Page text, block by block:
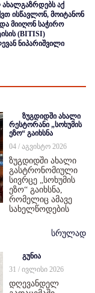
აქ
ისწავლონ, მოიტანონ
მიიღონ საჭირო
(BITISI)
ნიპარიშვილი
ზუგდიდში ახალი
რესტორანი „სოხუმის
ეზო“ გაიხსნა
04 / აგვისტო 2026
ზუგდიდში ახალი
გასტრონომიული
სივრცე „სოხუმის
ეზო“ გაიხსნა,
რომელიც ამავე
სახელწოდების
სრულად
გუნია
31 / ივლისი 2026
დღევანდელ